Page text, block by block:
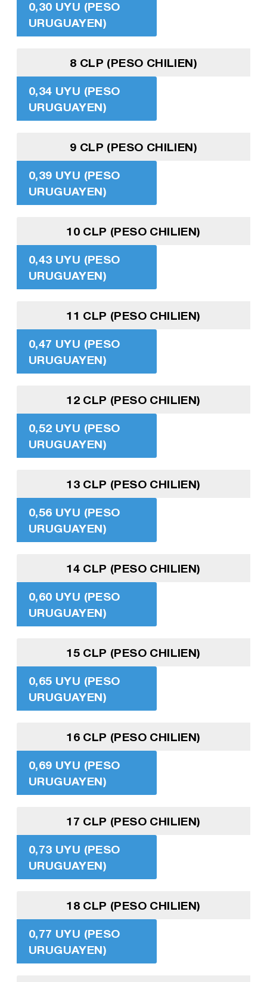
0,30 UYU (PESO
URUGUAYEN)
8 CLP (PESO CHILIEN)
0,34 UYU (PESO
URUGUAYEN)
9 CLP (PESO CHILIEN)
0,39 UYU (PESO
URUGUAYEN)
10 CLP (PESO CHILIEN)
0,43 UYU (PESO
URUGUAYEN)
11 CLP (PESO CHILIEN)
0,47 UYU (PESO
URUGUAYEN)
12 CLP (PESO CHILIEN)
0,52 UYU (PESO
URUGUAYEN)
13 CLP (PESO CHILIEN)
0,56 UYU (PESO
URUGUAYEN)
14 CLP (PESO CHILIEN)
0,60 UYU (PESO
URUGUAYEN)
15 CLP (PESO CHILIEN)
0,65 UYU (PESO
URUGUAYEN)
16 CLP (PESO CHILIEN)
0,69 UYU (PESO
URUGUAYEN)
17 CLP (PESO CHILIEN)
0,73 UYU (PESO
URUGUAYEN)
18 CLP (PESO CHILIEN)
0,77 UYU (PESO
URUGUAYEN)